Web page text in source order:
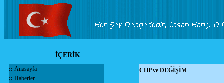
İÇERİK
:: Anasayfa
:: Haberler
CHP ve DEĞİŞİM